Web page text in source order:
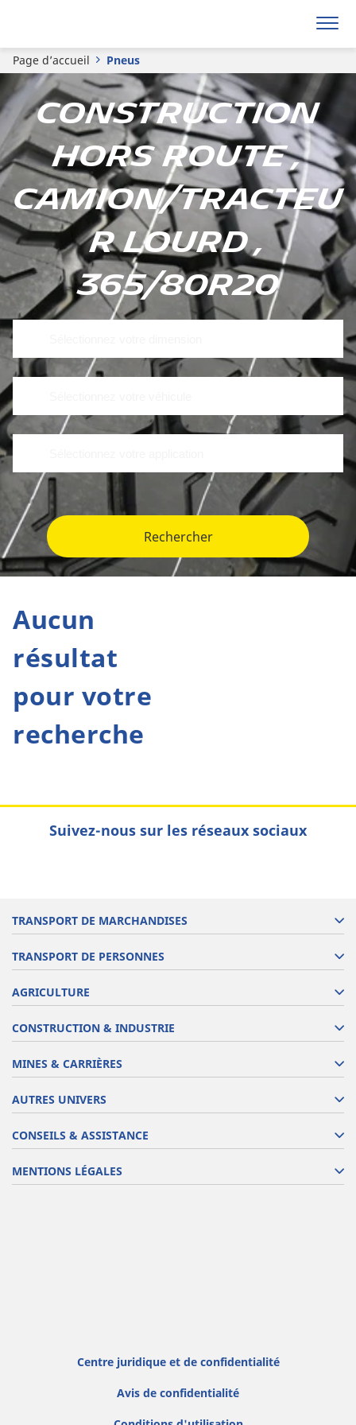
Page d’accueil Pneus
Construction
hors route ,
Camion/tracteu
r lourd ,
365/80R20
Rechercher
Aucun
résultat
pour votre
recherche
Suivez-nous sur les réseaux sociaux
TRANSPORT DE MARCHANDISES
TRANSPORT DE PERSONNES
AGRICULTURE
CONSTRUCTION & INDUSTRIE
MINES & CARRIÈRES
AUTRES UNIVERS
CONSEILS & ASSISTANCE
MENTIONS LÉGALES
Centre juridique et de confidentialité
Avis de confidentialité